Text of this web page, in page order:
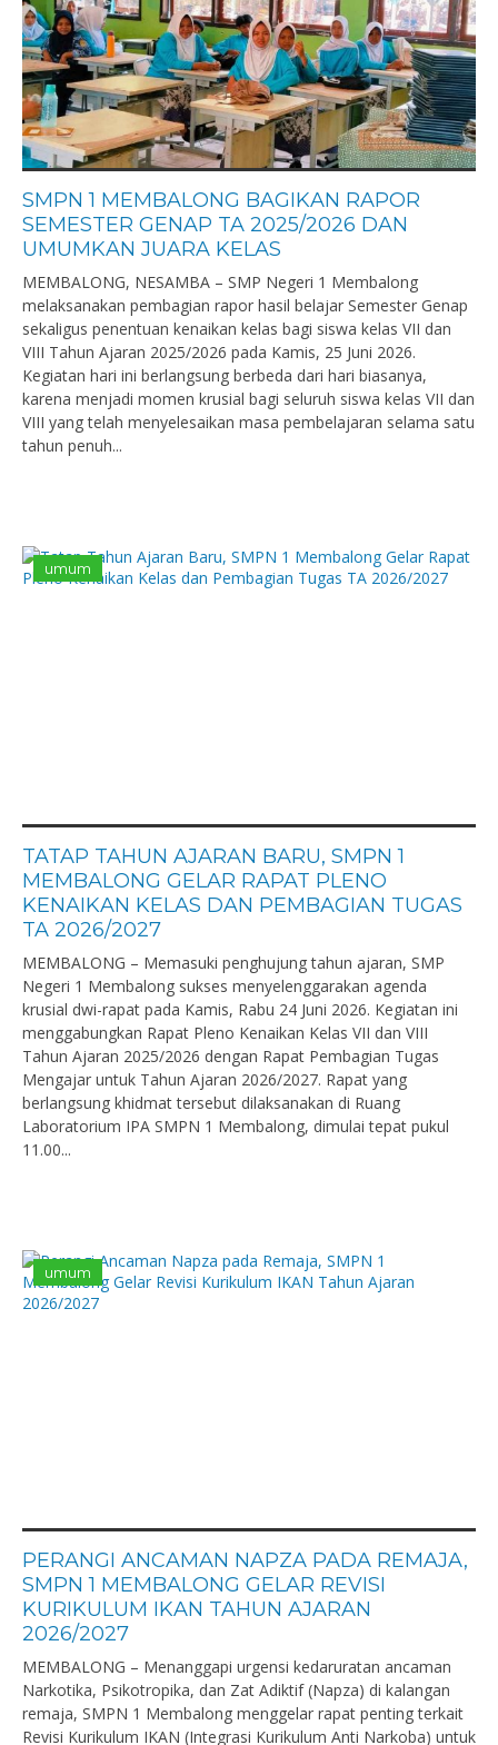
SMPN 1 MEMBALONG BAGIKAN RAPOR
SEMESTER GENAP TA 2025/2026 DAN
UMUMKAN JUARA KELAS
MEMBALONG, NESAMBA – SMP Negeri 1 Membalong
melaksanakan pembagian rapor hasil belajar Semester Genap
sekaligus penentuan kenaikan kelas bagi siswa kelas VII dan
VIII Tahun Ajaran 2025/2026 pada Kamis, 25 Juni 2026.
Kegiatan hari ini berlangsung berbeda dari hari biasanya,
karena menjadi momen krusial bagi seluruh siswa kelas VII dan
VIII yang telah menyelesaikan masa pembelajaran selama satu
tahun penuh...
umum
TATAP TAHUN AJARAN BARU, SMPN 1
MEMBALONG GELAR RAPAT PLENO
KENAIKAN KELAS DAN PEMBAGIAN TUGAS
TA 2026/2027
MEMBALONG – Memasuki penghujung tahun ajaran, SMP
Negeri 1 Membalong sukses menyelenggarakan agenda
krusial dwi-rapat pada Kamis, Rabu 24 Juni 2026. Kegiatan ini
menggabungkan Rapat Pleno Kenaikan Kelas VII dan VIII
Tahun Ajaran 2025/2026 dengan Rapat Pembagian Tugas
Mengajar untuk Tahun Ajaran 2026/2027. Rapat yang
berlangsung khidmat tersebut dilaksanakan di Ruang
Laboratorium IPA SMPN 1 Membalong, dimulai tepat pukul
11.00...
umum
PERANGI ANCAMAN NAPZA PADA REMAJA,
SMPN 1 MEMBALONG GELAR REVISI
KURIKULUM IKAN TAHUN AJARAN
2026/2027
MEMBALONG – Menanggapi urgensi kedaruratan ancaman
Narkotika, Psikotropika, dan Zat Adiktif (Napza) di kalangan
remaja, SMPN 1 Membalong menggelar rapat penting terkait
Revisi Kurikulum IKAN (Integrasi Kurikulum Anti Narkoba) untuk